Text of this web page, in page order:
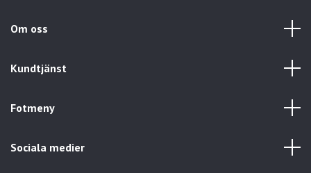
Om oss
Kundtjänst
Fotmeny
Sociala medier